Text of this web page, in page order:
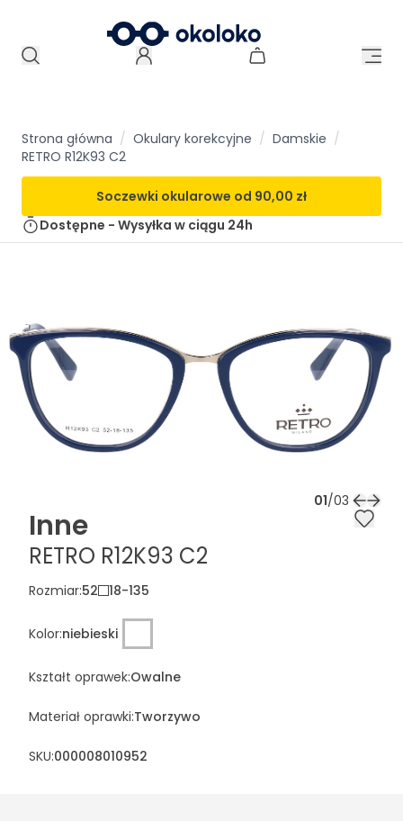
Strona główna / Okulary korekcyjne / Damskie /
RETRO R12K93 C2
Soczewki okularowe od 90,00 zł
Dostępne - Wysyłka w ciągu 24h
01/03
Inne
RETRO R12K93 C2
Rozmiar:52 18-135
Kolor:niebieski
Kształt oprawek:Owalne
Materiał oprawki:Tworzywo
SKU:000008010952